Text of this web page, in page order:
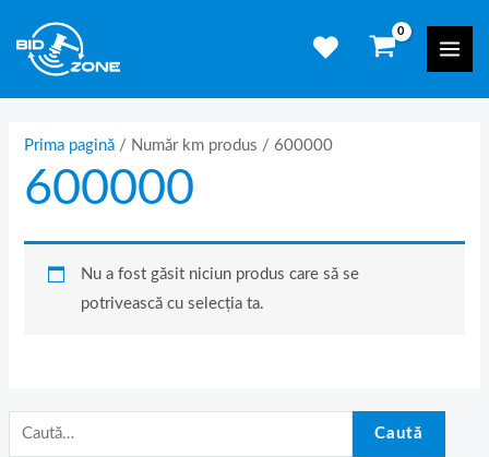
content
Caută
Prima pagină / Număr km produs / 600000
600000
Nu a fost găsit niciun produs care să se
potrivească cu selecția ta.